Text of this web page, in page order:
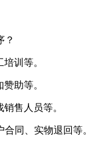
？
训等。
助等。
售人员等。
同、实物退回等。